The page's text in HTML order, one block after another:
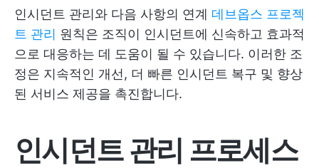
인시던트 관리와 다음 사항의 연계 데브옵스 프로젝
트 관리 원칙은 조직이 인시던트에 신속하고 효과적
으로 대응하는 데 도움이 될 수 있습니다. 이러한 조
정은 지속적인 개선, 더 빠른 인시던트 복구 및 향상
된 서비스 제공을 촉진합니다.
인시던트 관리 프로세스